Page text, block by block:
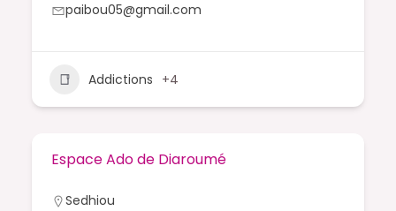
paibou05@gmail.com
Addictions +4
Espace Ado de Diaroumé
Sedhiou